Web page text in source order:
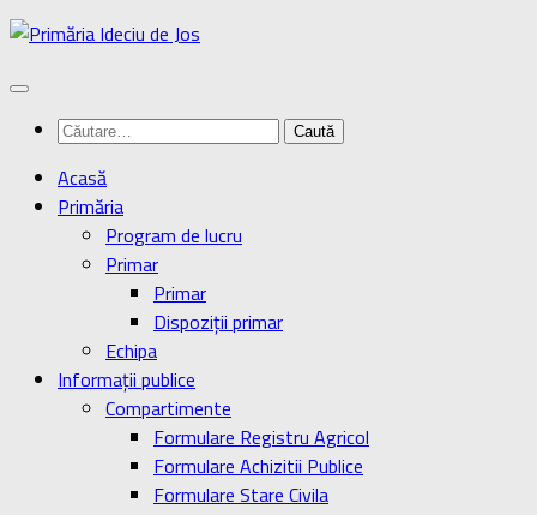
Skip
content
Caută
Acasă
Primăria
Program de lucru
Primar
Primar
Dispoziţii primar
Echipa
Informaţii publice
Compartimente
Formulare Registru Agricol
Formulare Achizitii Publice
Formulare Stare Civila